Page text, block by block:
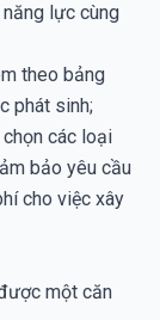
lực cùng
theo bảng
phát sinh;
các loại
bảo yêu cầu
cho việc xây
một căn